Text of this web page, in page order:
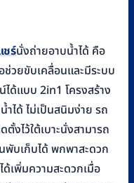
ชร์นั่งถ่ายอาบน้ำได้ คือ
วยขับเคลื่อนและมีระบบ
ด้แบบ 2in1 โครงสร้าง
ได้ ไม่เป็นสนิมง่าย รถ
งไว้ใต้เบาะนั่งสามารถ
พับเก็บได้ พกพาสะดวก
เพิ่มความสะดวกเมื่อ